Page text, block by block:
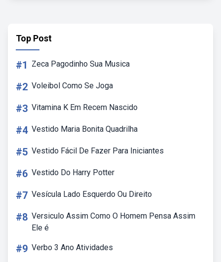
Top Post
#1 Zeca Pagodinho Sua Musica
#2 Voleibol Como Se Joga
#3 Vitamina K Em Recem Nascido
#4 Vestido Maria Bonita Quadrilha
#5 Vestido Fácil De Fazer Para Iniciantes
#6 Vestido Do Harry Potter
#7 Vesícula Lado Esquerdo Ou Direito
#8 Versiculo Assim Como O Homem Pensa Assim
Ele é
#9 Verbo 3 Ano Atividades